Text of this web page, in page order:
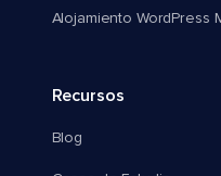
Alojamiento WordPress
Recursos
Blog